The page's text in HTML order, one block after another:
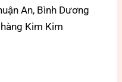
An, Bình Dương
Kim Kim